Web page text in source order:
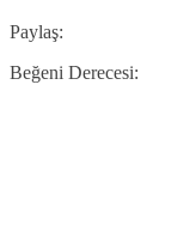
Paylaş:
Beğeni Derecesi: